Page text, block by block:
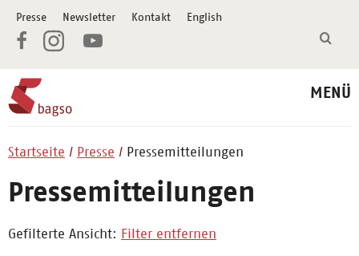
Presse Newsletter Kontakt English
MENÜ
Startseite Presse Pressemitteilungen
Pressemitteilungen
Gefilterte Ansicht: Filter entfernen